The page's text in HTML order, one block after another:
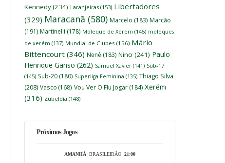
Kennedy(234) Laranjeiras (153) Libertadores
(329) Maracanã (580) Marcelo (183) Marcão
(191) Martinelli (178) Moleque de Xerém (145) moleques
de xerém (137) Mundial de Clubes (156) Mário
Bittencourt (346) Nenê (183) Nino (241) Paulo
Henrique Ganso (262) Samuel Xavier (141) Sub-17
(145) Sub-20 (180) Superliga Feminina (135) Thiago Silva
(208) Vasco (168) Vou Ver O Flu Jogar (184) Xerém
(316) Zubeldía (148)
Próximos Jogos
AMANHÃ BRASILEIRÃO 21:00